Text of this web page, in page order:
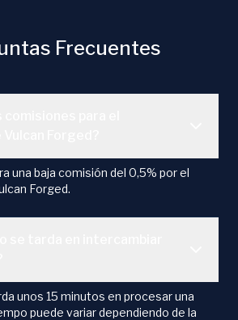
Frecuentes
una baja comisión del 0,5% por el
Forged.
unos 15 minutos en procesar una
puede variar dependiendo de la